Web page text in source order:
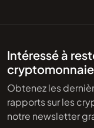
Intéressé à
Obtenez les
rapports sur les
notre newsletter